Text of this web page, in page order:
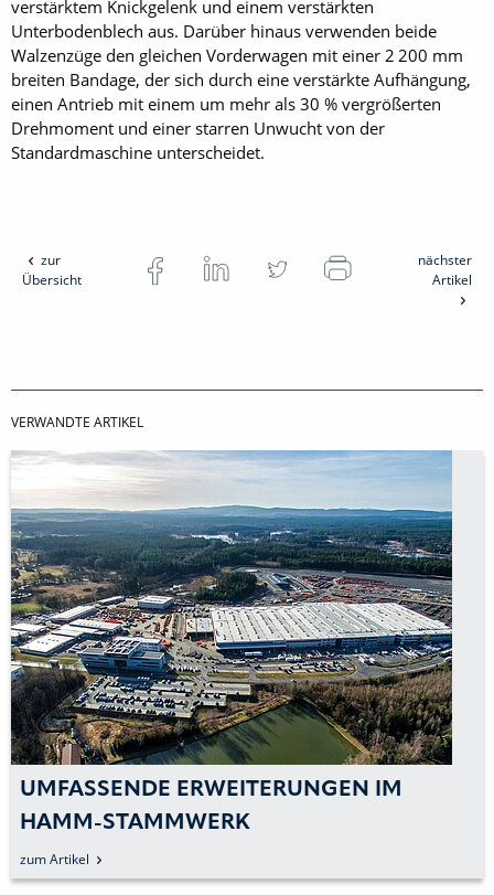
verstärktem Knickgelenk und einem verstärkten
Unterbodenblech aus. Darüber hinaus verwenden beide
Walzenzüge den gleichen Vorderwagen mit einer 2 200 mm
breiten Bandage, der sich durch eine verstärkte Aufhängung,
einen Antrieb mit einem um mehr als 30 % vergrößerten
Drehmoment und einer starren Unwucht von der
Standardmaschine unterscheidet.
zur
Übersicht
nächster
Artikel
VERWANDTE ARTIKEL
UMFASSENDE ERWEITERUNGEN IM
HAMM-STAMMWERK
zum Artikel